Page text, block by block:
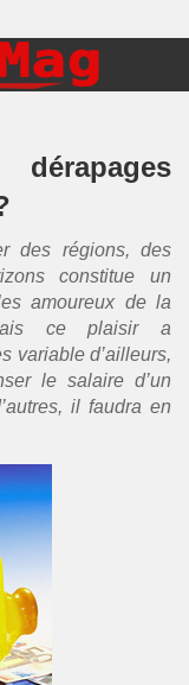
des régions, des
constitue un
amoureux de la
ce plaisir a
variable d’ailleurs,
le salaire d’un
il faudra en